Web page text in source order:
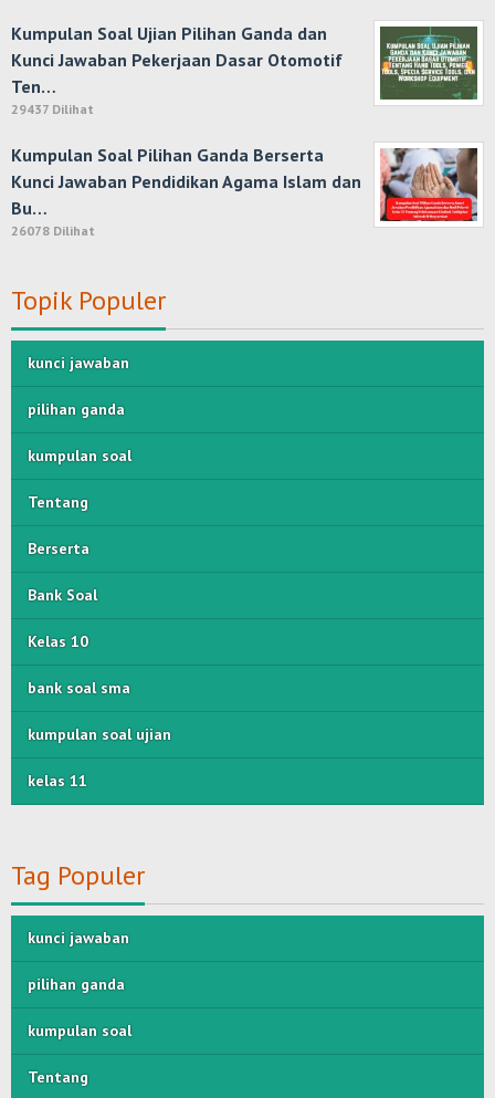
Kumpulan Soal Ujian Pilihan Ganda dan
Kunci Jawaban Pekerjaan Dasar Otomotif
Ten…
29437 Dilihat
Kumpulan Soal Pilihan Ganda Berserta
Kunci Jawaban Pendidikan Agama Islam dan
Bu…
26078 Dilihat
Topik Populer
kunci jawaban
pilihan ganda
kumpulan soal
Tentang
Berserta
Bank Soal
Kelas 10
bank soal sma
kumpulan soal ujian
kelas 11
Tag Populer
kunci jawaban
pilihan ganda
kumpulan soal
Tentang